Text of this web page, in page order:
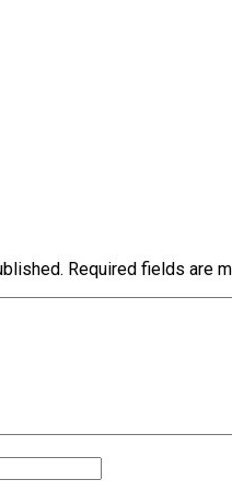
Required fields are